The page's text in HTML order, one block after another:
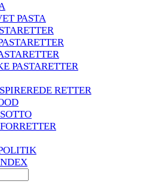
PASTA
PASTARETTER
RETTER